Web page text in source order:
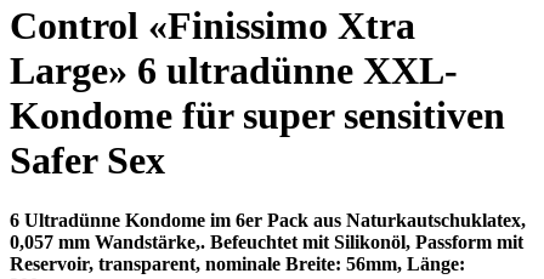
Control «Finissimo Xtra
Large» 6 ultradünne XXL-
Kondome für super sensitiven
Safer Sex
6 Ultradünne Kondome im 6er Pack aus Naturkautschuklatex,
0,057 mm Wandstärke,. Befeuchtet mit Silikonöl, Passform mit
Reservoir, transparent, nominale Breite: 56mm, Länge: